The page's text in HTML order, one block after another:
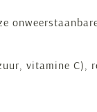
vitamine